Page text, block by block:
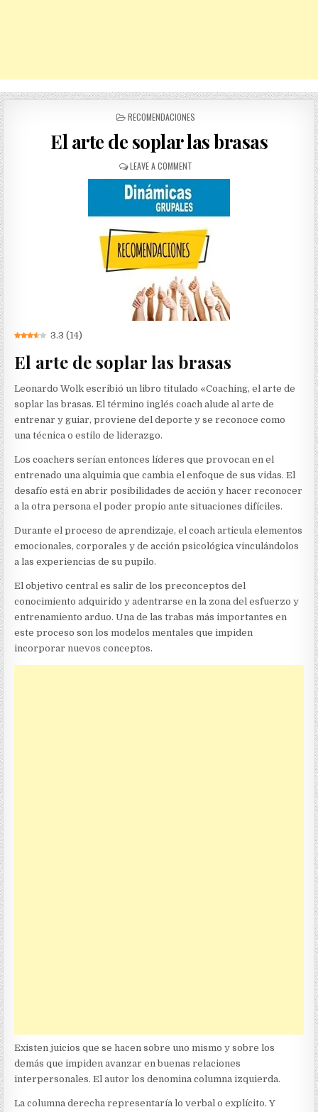
POSTED
RECOMENDACIONES
El arte de soplar las brasas
LEAVE A COMMENTON
EL
ARTE
DE
SOPLAR
LAS
BRASAS
3.3 (14)
El arte de soplar las brasas
Leonardo Wolk escribió un libro titulado «Coaching, el arte de
soplar las brasas. El término inglés coach alude al arte de
entrenar y guiar, proviene del deporte y se reconoce como
una técnica o estilo de liderazgo.
Los coachers serían entonces líderes que provocan en el
entrenado una alquimia que cambia el enfoque de sus vidas. El
desafío está en abrir posibilidades de acción y hacer reconocer
a la otra persona el poder propio ante situaciones difíciles.
Durante el proceso de aprendizaje, el coach articula elementos
emocionales, corporales y de acción psicológica vinculándolos
a las experiencias de su pupilo.
El objetivo central es salir de los preconceptos del
conocimiento adquirido y adentrarse en la zona del esfuerzo y
entrenamiento arduo. Una de las trabas más importantes en
este proceso son los modelos mentales que impiden
incorporar nuevos conceptos.
Existen juicios que se hacen sobre uno mismo y sobre los
demás que impiden avanzar en buenas relaciones
interpersonales. El autor los denomina columna izquierda.
La columna derecha representaría lo verbal o explícito. Y